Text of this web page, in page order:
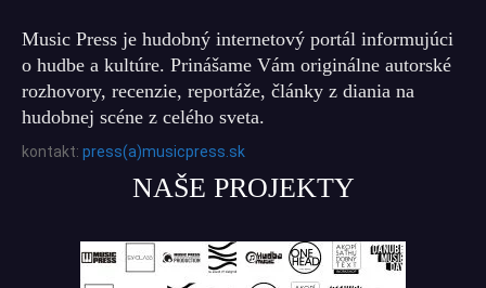
Music Press je hudobný internetový portál informujúci
o hudbe a kultúre. Prinášame Vám originálne autorské
rozhovory, recenzie, reportáže, články z diania na
hudobnej scéne z celého sveta.
kontakt: press(a)musicpress.sk
NAŠE PROJEKTY